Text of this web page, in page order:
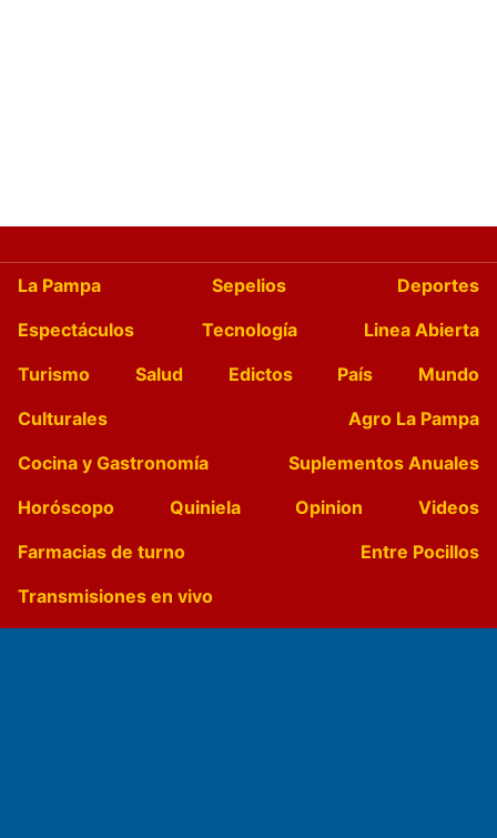
La Pampa Sepelios
Deportes
Espectáculos
Tecnología
Linea Abierta
Turismo
Salud Edictos País
Mundo
Culturales
Agro La Pampa
Cocina y Gastronomía
Suplementos Anuales
Horóscopo
Quiniela Opinion
Videos
Farmacias de turno
Entre Pocillos
Transmisiones en vivo